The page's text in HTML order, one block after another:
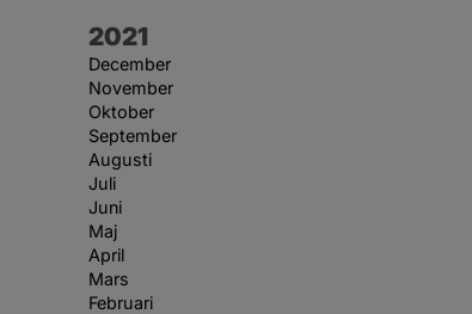
År:
2021
December
November
Oktober
September
Augusti
Juli
Juni
Maj
April
Mars
Februari